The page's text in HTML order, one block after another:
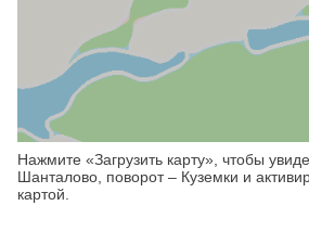
Нажмите «Загрузить карту», чтобы
Шанталово, поворот – Куземки и
картой.